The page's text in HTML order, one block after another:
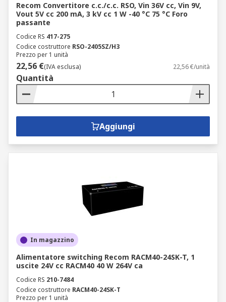
Recom Convertitore c.c./c.c. RSO, Vin 36V cc, Vin 9V,
Vout 5V cc 200 mA, 3 kV cc 1 W -40 °C 75 °C Foro
passante
Codice RS 417-275
Codice costruttore RSO-2405SZ/H3
Prezzo per 1 unità
22,56 €(IVA esclusa) 22,56 €/unità
Quantità
Aggiungi
In magazzino
Alimentatore switching Recom RACM40-24SK-T, 1
uscite 24V cc RACM40 40 W 264V ca
Codice RS 210-7484
Codice costruttore RACM40-24SK-T
Prezzo per 1 unità